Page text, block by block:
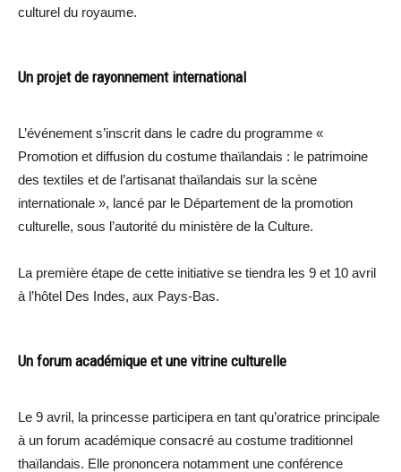
culturel du royaume.
Un projet de rayonnement international
L’événement s’inscrit dans le cadre du programme «
Promotion et diffusion du costume thaïlandais : le patrimoine
des textiles et de l’artisanat thaïlandais sur la scène
internationale », lancé par le Département de la promotion
culturelle, sous l’autorité du ministère de la Culture.
La première étape de cette initiative se tiendra les 9 et 10 avril
à l’hôtel Des Indes, aux Pays-Bas.
Un forum académique et une vitrine culturelle
Le 9 avril, la princesse participera en tant qu’oratrice principale
à un forum académique consacré au costume traditionnel
thaïlandais. Elle prononcera notamment une conférence